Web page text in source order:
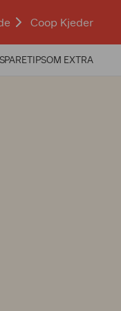
Coop Kjeder
OM EXTRA